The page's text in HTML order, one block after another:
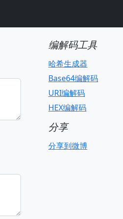
编解码工具
哈希生成器
Base64编解码
URI编解码
HEX编解码
分享
分享到微博